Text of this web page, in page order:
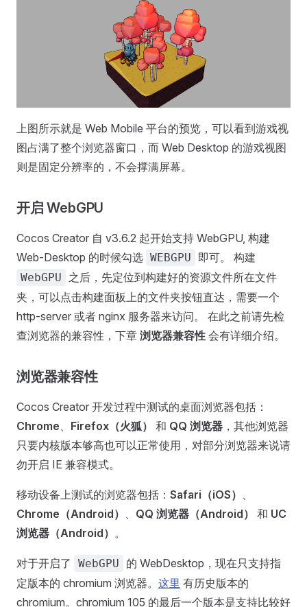
上图所示就是 Web Mobile 平台的预览，可以看到游戏视
图占满了整个浏览器窗口，而 Web Desktop 的游戏视图
则是固定分辨率的，不会撑满屏幕。
开启 WebGPU
Cocos Creator 自 v3.6.2 起开始支持 WebGPU, 构建
Web-Desktop 的时候勾选 WEBGPU 即可。 构建
WebGPU
之后，先定位到构建好的资源文件所在文件
夹，可以点击构建面板上的文件夹按钮直达，需要一个
http-server 或者 nginx 服务器来访问。 在此之前请先检
查浏览器的兼容性，下章 浏览器兼容性 会有详细介绍。
浏览器兼容性
Cocos Creator 开发过程中测试的桌面浏览器包括：
Chrome、 Firefox（火狐） 和 QQ 浏览器 ，其他浏览器
只要内核版本够高也可以正常使用，对部分浏览器来说请
勿开启 IE 兼容模式。
移动设备上测试的浏览器包括： Safari（iOS） 、
Chrome（Android） 、 QQ 浏览器（Android） 和 UC
浏览器（Android） 。
对于开启了 WebGPU
的 WebDesktop，现在只支持指
定版本的 chromium 浏览器。 这里 有历史版本的
chromium。chromium 105 的最后一个版本是支持比较好